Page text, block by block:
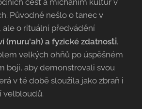
cest a mícháním kultur v
Původně nešlo o tanec v
o rituální předvádění
(muru'ah) a fyzické zdatnosti.
velkých ohňů po úspěšném
boji, aby demonstrovali svou
v té době sloužila jako zbraň i
velbloudů.